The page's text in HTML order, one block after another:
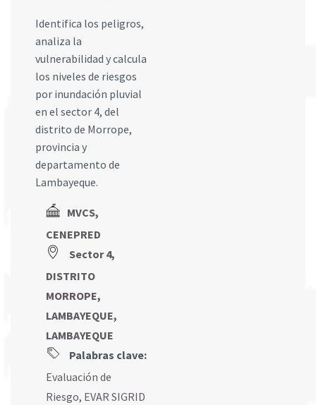
Identifica los peligros,
analiza la
vulnerabilidad y calcula
los niveles de riesgos
por inundación pluvial
en el sector 4, del
distrito de Morrope,
provincia y
departamento de
Lambayeque.
MVCS,
CENEPRED
Sector 4,
DISTRITO
MORROPE,
LAMBAYEQUE,
LAMBAYEQUE
Palabras clave:
Evaluación de
Riesgo, EVAR SIGRID